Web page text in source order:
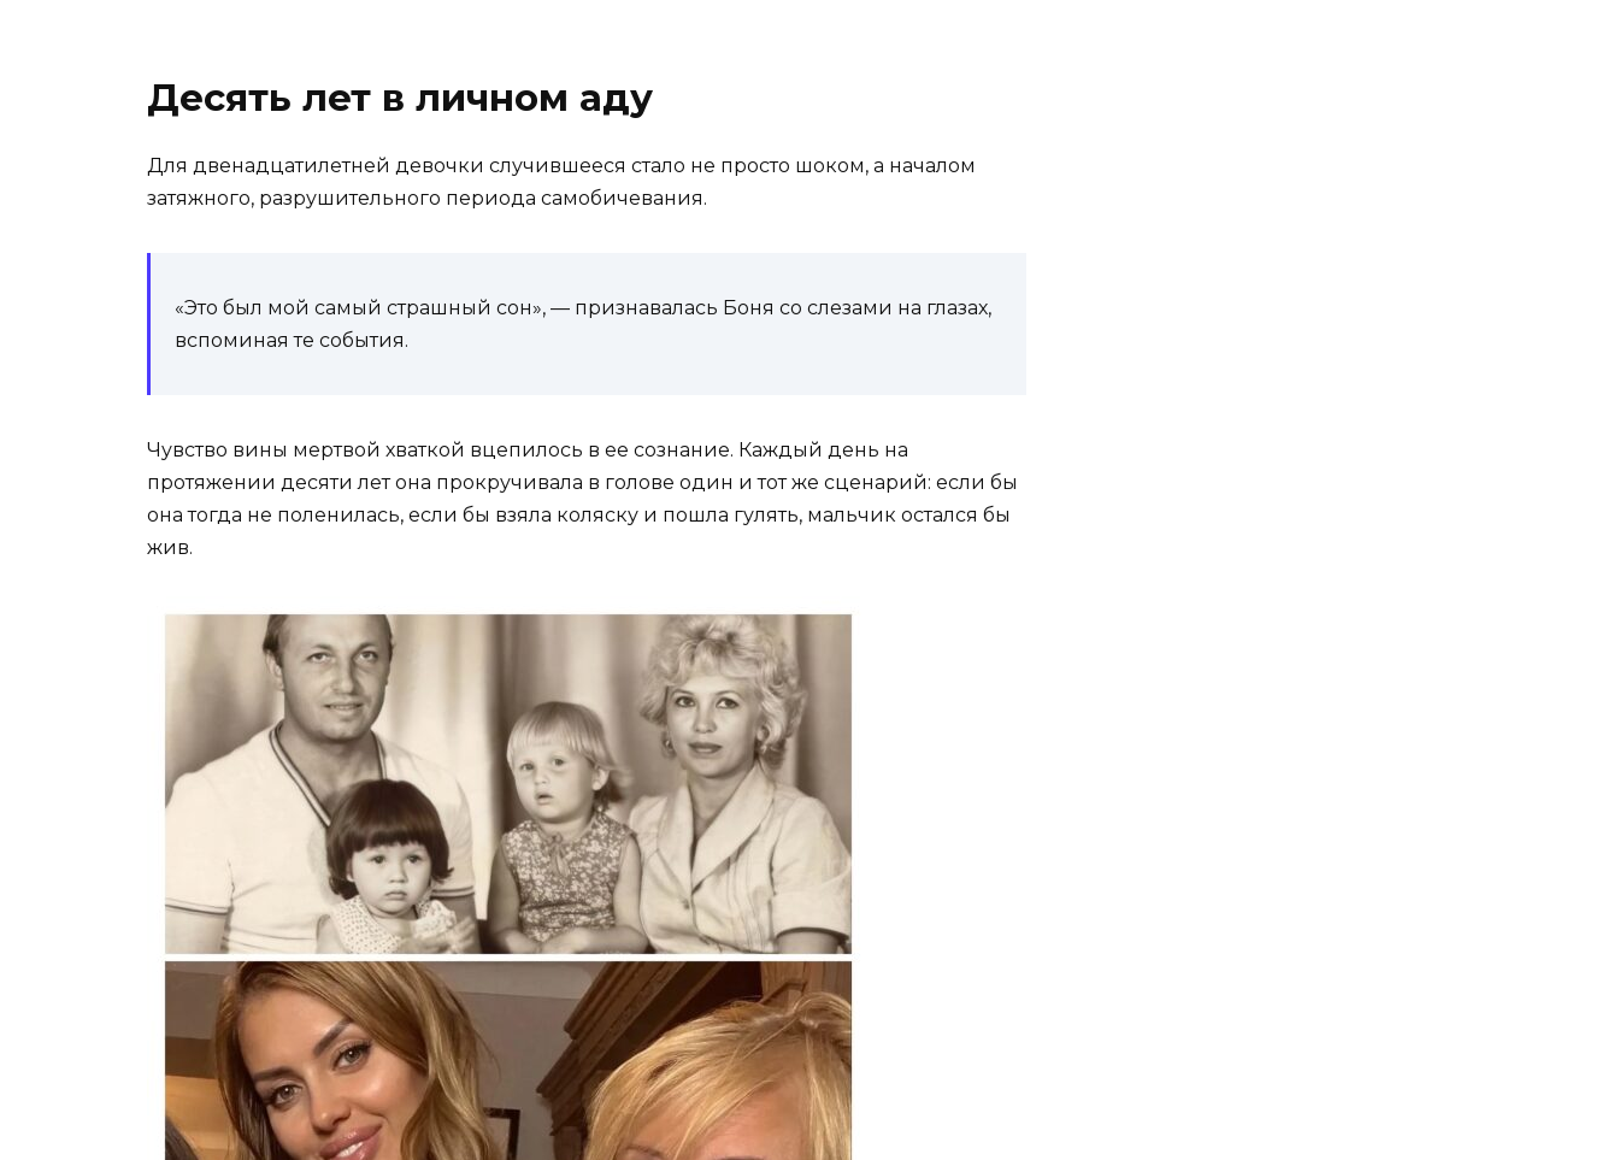
Десять лет в личном аду
Для двенадцатилетней девочки случившееся стало не просто шоком, а началом
затяжного, разрушительного периода самобичевания.
«Это был мой самый страшный сон», — признавалась Боня со слезами на глазах,
вспоминая те события.
Чувство вины мертвой хваткой вцепилось в ее сознание. Каждый день на
протяжении десяти лет она прокручивала в голове один и тот же сценарий: если бы
она тогда не поленилась, если бы взяла коляску и пошла гулять, мальчик остался бы
жив.